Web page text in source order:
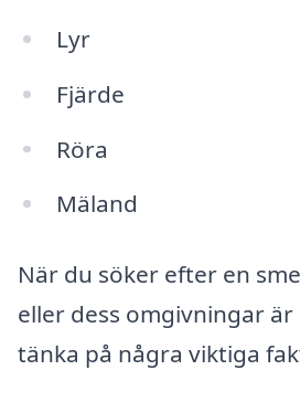
Lyr
Fjärde
Röra
Mäland
När du söker efter en
eller dess omgivningar
tänka på några viktiga